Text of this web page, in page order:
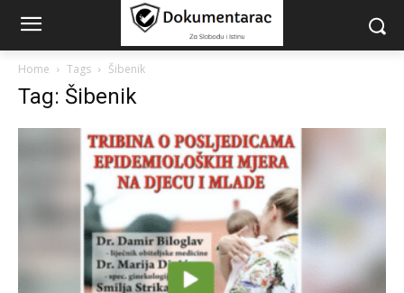
Home Tags Šibenik
Tag: Šibenik